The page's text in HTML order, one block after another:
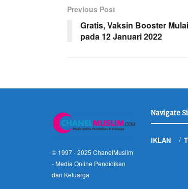
Previous Post
Gratis, Vaksin Booster
pada 12 Januari 2022
© 1997 - 2025 ChanelMuslim
- Media Online Pendidikan
dan Keluarga
Navigate
IKLAN